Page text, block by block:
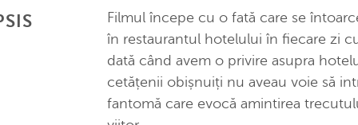
Filmul începe cu o fată care se
în restaurantul hotelului în fiecare zi
dată când avem o privire asupra
cetățenii obișnuiți nu aveau voie să
fantomă care evocă amintirea